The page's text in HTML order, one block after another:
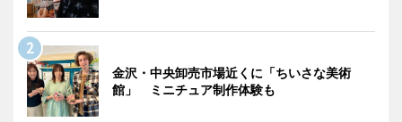
金沢・中央卸売市場近くに「ちいさな美術
館」 ミニチュア制作体験も